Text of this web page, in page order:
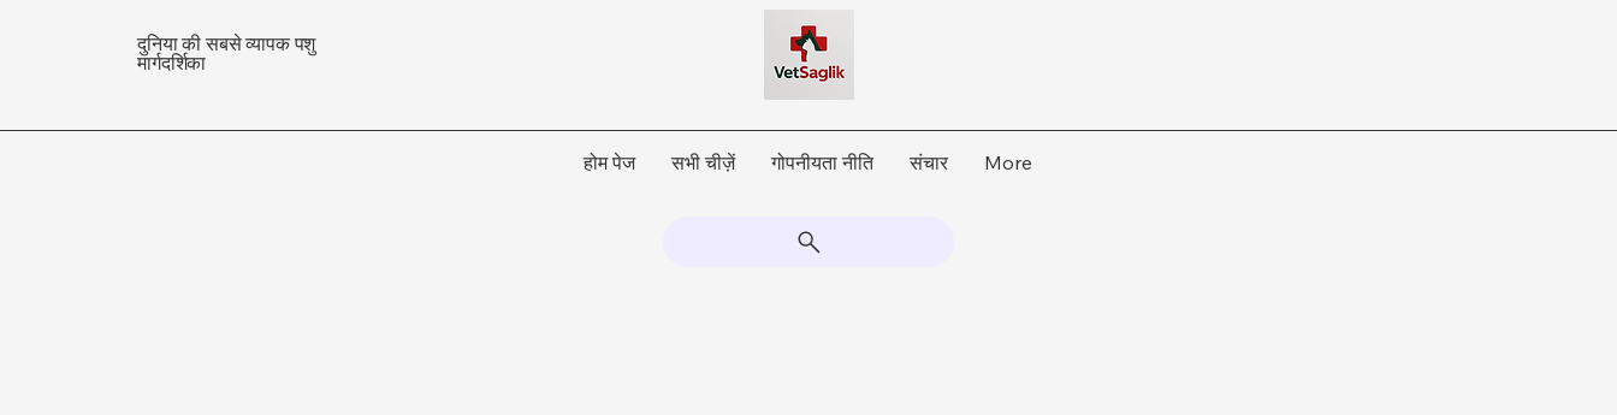
दुनिया की सबसे व्यापक पशु
मार्गदर्शिका
होम पेज सभी चीज़ें गोपनीयता नीति संचार More